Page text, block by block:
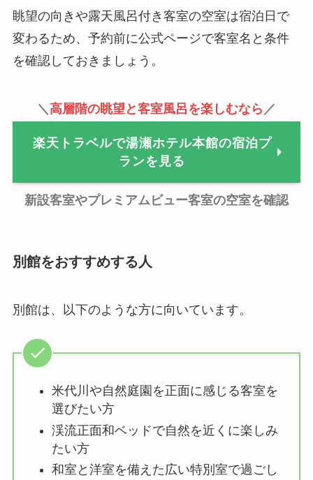
眺望の向きや露天風呂付き客室の空室は宿泊日で
変わるため、予約前に公式ページで客室名と条件
を確認しておきましょう。
＼ 高層階の眺望と客室風呂を楽しむなら ／
楽天トラベルで湯瀬ホテル本館の宿泊プ
ランを見る
新設客室やプレミアムビュー客室の空室を確認
別館をおすすめする人
別館は、以下のような方に向いています。
米代川や自然庭園を正面に感じる客室を
選びたい方
渓流正面和ベッドで自然を近くに楽しみ
たい方
和室と洋室を備えた広い特別室で過ごし